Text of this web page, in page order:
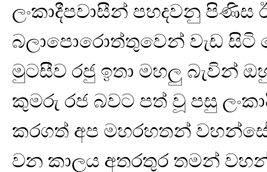
ලංකාදීපවාසීන් පහදවනු පිණිස
බලාපොරොත්තුවෙන් වැඩ සිටි
මුටසීව රජු ඉතා මහලු බැවින්
කුමරු රජ බවට පත් වූ පසු
කරගත් අප මහරහතන් වහන්සේ
වන කාලය අතරතුර තමන්